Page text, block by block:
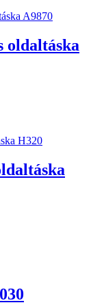
oldaltáska